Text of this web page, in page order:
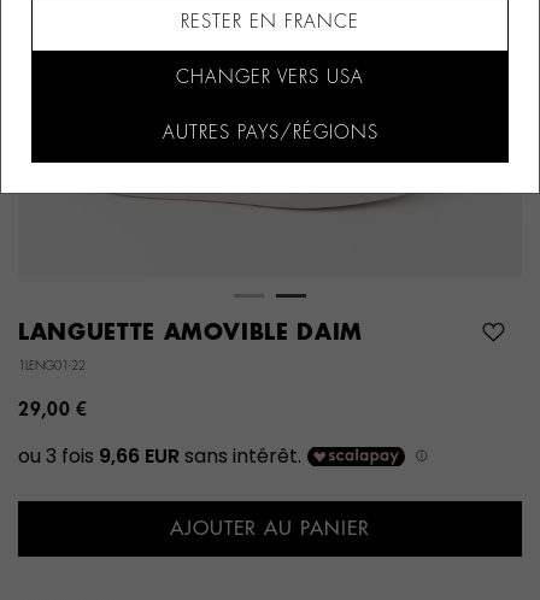
LANGUETTE AMOVIBLE DAIM
1LENG01-22
29,00 €
AJOUTER AU PANIER
RESTER EN FRANCE
CHANGER VERS USA
AUTRES PAYS/RÉGIONS